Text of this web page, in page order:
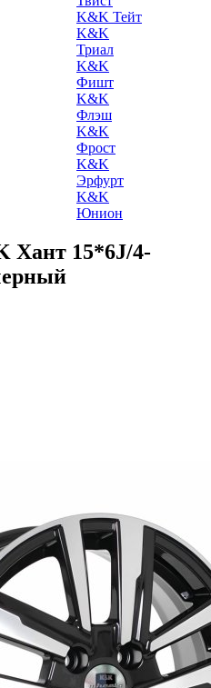
K&K Тейт
K&K
Триал
K&K
Фишт
K&K
Флэш
K&K
Фрост
K&K
Эрфурт
K&K
Юнион
Хант 15*6J/4-